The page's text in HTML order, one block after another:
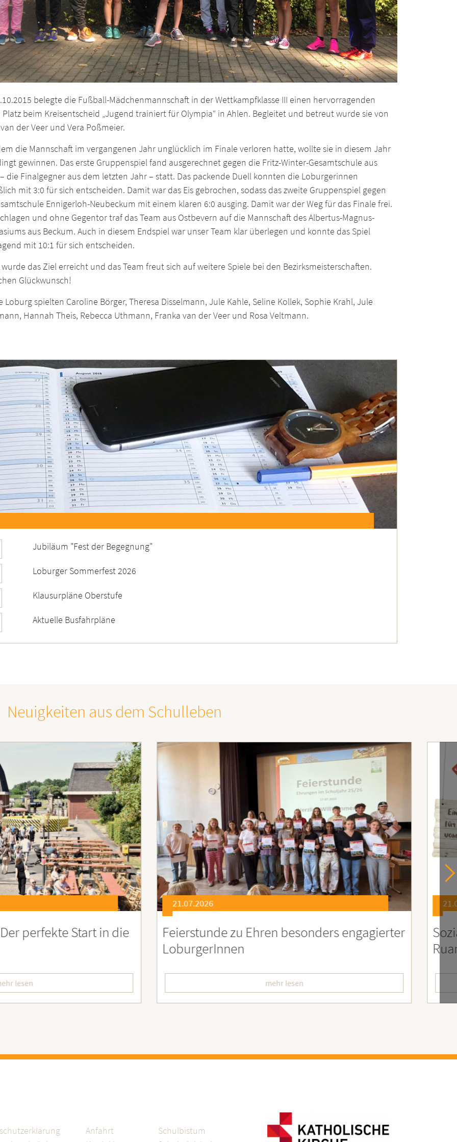
belegte die Fußball-Mädchenmannschaft in der Wettkampfklasse III einen hervorragenden
Platz beim Kreisentscheid „Jugend trainiert für Olympia“ in Ahlen. Begleitet und betreut wurde sie von
der Veer und Vera Poßmeier.
die Mannschaft im vergangenen Jahr unglücklich im Finale verloren hatte, wollte sie in diesem Jahr
gewinnen. Das erste Gruppenspiel fand ausgerechnet gegen die Fritz-Winter-Gesamtschule aus
die Finalgegner aus dem letzten Jahr – statt. Das packende Duell konnten die Loburgerinnen
mit 3:0 für sich entscheiden. Damit war das Eis gebrochen, sodass das zweite Gruppenspiel gegen
Ennigerloh-Neubeckum mit einem klaren 6:0 ausging. Damit war der Weg für das Finale frei.
und ohne Gegentor traf das Team aus Ostbevern auf die Mannschaft des Albertus-Magnus-
aus Beckum. Auch in diesem Endspiel war unser Team klar überlegen und konnte das Spiel
mit 10:1 für sich entscheiden.
das Ziel erreicht und das Team freut sich auf weitere Spiele bei den Bezirksmeisterschaften.
Glückwunsch!
Loburg spielten Caroline Börger, Theresa Disselmann, Jule Kahle, Seline Kollek, Sophie Krahl, Jule
Hannah Theis, Rebecca Uthmann, Franka van der Veer und Rosa Veltmann.
Jubiläum "Fest der Begegnung"
Loburger Sommerfest 2026
Klausurpläne Oberstufe
Aktuelle Busfahrpläne
Neuigkeiten aus dem Schulleben
zu Ehren besonders engagierter
Soziales Engagement für
Anfahrt
Schulbistum